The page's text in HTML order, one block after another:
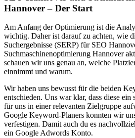
Hannover – Der Start
Am Anfang der Optimierung ist die
wichtig. Daher ist darauf zu achten, wie
Suchergebnisse (SERP) für SEO
Suchmaschinenoptimierung Hannover
schauen wir uns genau an, welche
einnimmt und warum.
Wir haben uns bewusst für die beiden
entschieden. Uns war klar, dass diese
für uns in einer relevanten Zielgruppe
Google Keyword-Planers konnten wir
verfestigen. Damit auch du es
ein Google Adwords Konto.